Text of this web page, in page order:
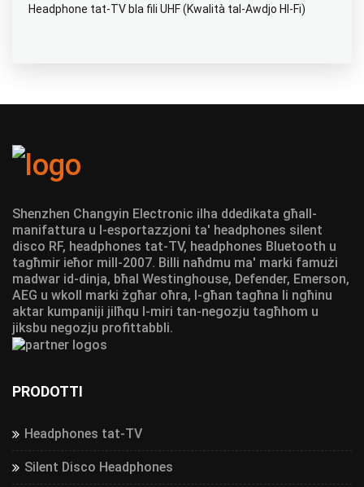
Headphone tat-TV bla fili UHF (Kwalità tal-Awdjo HI-Fi)
Shenzhen Changyin Electronic ilha ddedikata għall-
manifattura u l-esportazzjoni ta' headphones silent
disco RF, headphones tat-TV, headphones Bluetooth u
tagħmir ieħor mill-2007. Billi naħdmu ma' marki famużi
madwar id-dinja, bħal Westinghouse, Defender, Emerson,
AEG u wkoll marki żgħar oħra, l-għan tagħna li ngħinu
aktar kumpaniji jilħqu l-miri tan-negozju tagħhom u
jiksbu negozju profittabbli.
PRODOTTI
Headphones tat-TV
Silent Disco Headphones